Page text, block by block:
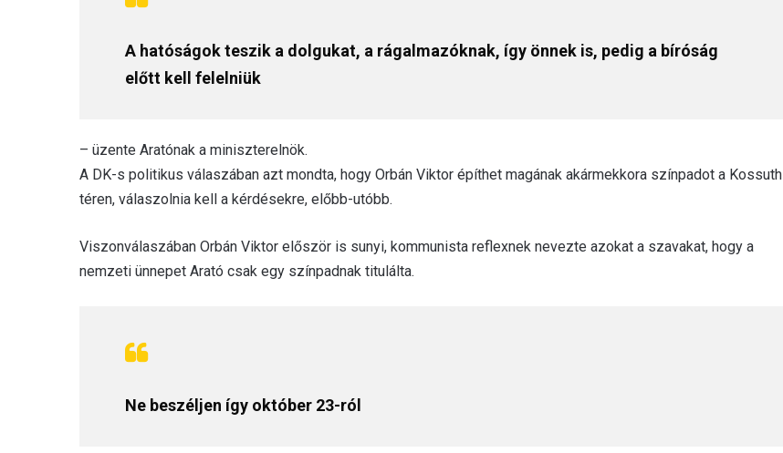
A hatóságok teszik a dolgukat, a rágalmazóknak, így önnek is, pedig a bíróság
előtt kell felelniük
– üzente Aratónak a miniszterelnök.
A DK-s politikus válaszában azt mondta, hogy Orbán Viktor építhet magának akármekkora színpadot a Kossuth
téren, válaszolnia kell a kérdésekre, előbb-utóbb.
Viszonválaszában Orbán Viktor először is sunyi, kommunista reflexnek nevezte azokat a szavakat, hogy a
nemzeti ünnepet Arató csak egy színpadnak titulálta.
Ne beszéljen így október 23-ról